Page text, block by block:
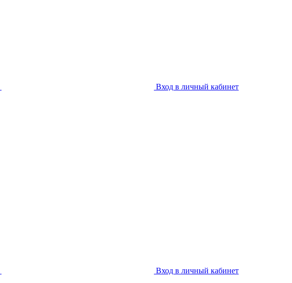
Вход в личный кабинет
Вход в личный кабинет